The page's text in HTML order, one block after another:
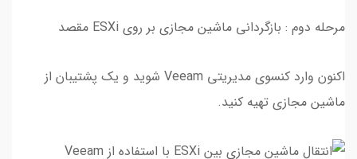
مرحله دوم : بازگردانی ماشین مجازی بر روی ESXi مقصد
اکنون وارد کنسوی مدیریتی Veeam شوید و یک پشتیبان از
ماشین مجازی تهیه کنید.